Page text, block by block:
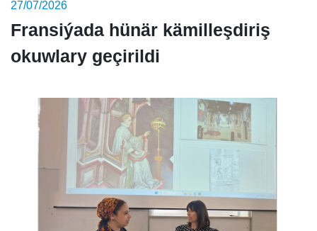
27/07/2026
Fransiýada hünär kämilleşdiriş
okuwlary geçirildi